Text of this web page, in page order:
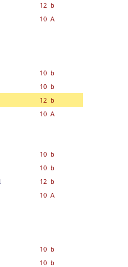
12 b
10 A
10 b
10 b
12 b
10 A
10 b
10 b
12 b
10 A
10 b
10 b